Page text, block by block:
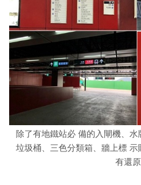
除了有地鐵站必 備的入閘機、
垃圾桶、三色分類箱、牆上標
有還